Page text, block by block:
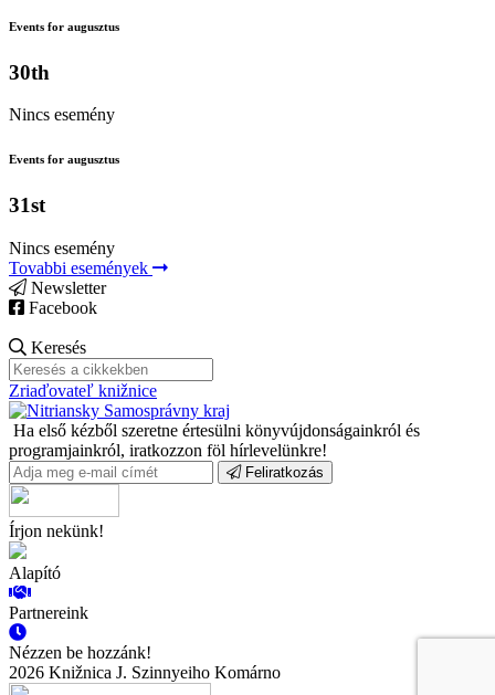
Events for augusztus
30th
Nincs esemény
Events for augusztus
31st
Nincs esemény
Tovabbi események
Newsletter
Facebook
Keresés
Zriaďovateľ knižnice
Ha első kézből szeretne értesülni könyvújdonságainkról és
programjainkról, iratkozzon föl hírlevelünkre!
Feliratkozás
Írjon nekünk!
Alapító
Partnereink
Nézzen be hozzánk!
2026 Knižnica J. Szinnyeiho Komárno